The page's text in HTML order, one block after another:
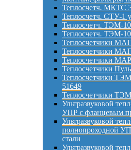
Теплосчетч. МКТС
Теплосчетч. СТУ-1
Теплосчетч. ТЭМ-
Теплосчетч. ТЭМ-
Теплосчетчики
Теплосчетчики
Теплосчетчики
Теплосчетчики
Теплосчетчики
51649
Теплосчетчики
Ультразвуковой
УПР с фланцевым
Ультразвуковой
полнопроходной
стали
Ультразвуковой